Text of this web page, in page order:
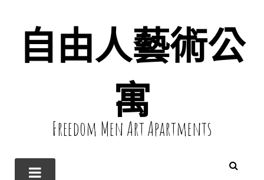
自由人藝術公
寓
Freedom Men Art Apartments